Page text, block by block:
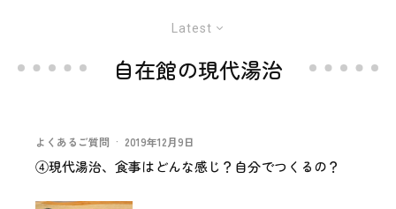
Latest
自在館の現代湯治
よくあるご質問 · 2019年12月9日
④現代湯治、食事はどんな感じ？自分でつくるの？